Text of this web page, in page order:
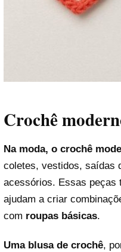
Crochê
Na moda, o crochê
coletes, vestidos, saídas
acessórios. Essas peças
ajudam a criar
com roupas básicas.
Uma blusa de crochê,